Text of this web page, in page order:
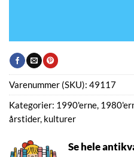
Varenummer (SKU): 49117
Kategorier: 1990'erne,
årstider, kulturer
Se hele